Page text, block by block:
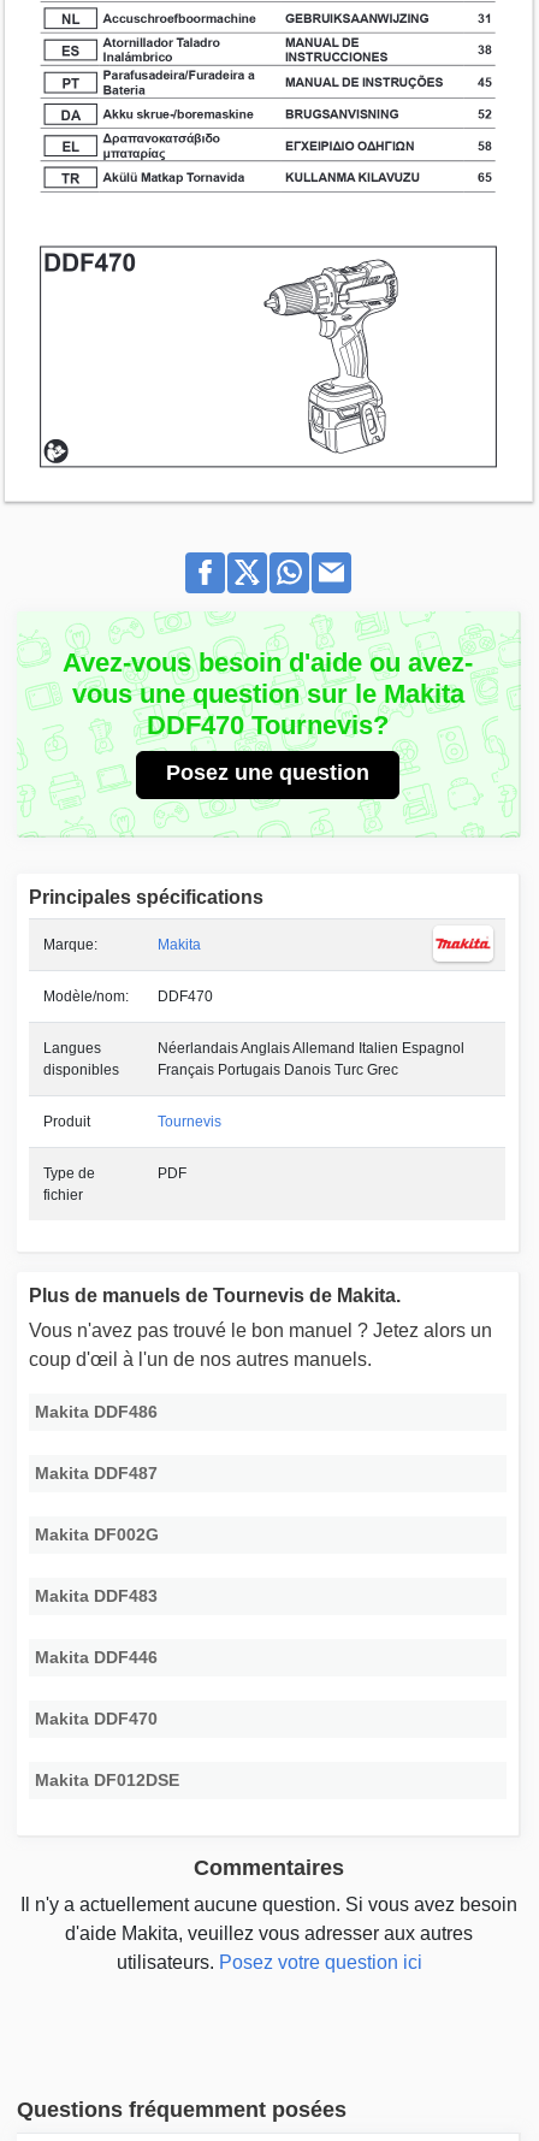
Avez-vous besoin d'aide ou avez-
vous une question sur le Makita
DDF470 Tournevis?
Posez une question
Principales spécifications
Marque: Makita
Modèle/nom: DDF470
Langues
disponibles
Néerlandais Anglais Allemand Italien Espagnol
Français Portugais Danois Turc Grec
Produit Tournevis
Type de
fichier
PDF
Plus de manuels de Tournevis de Makita.
Vous n'avez pas trouvé le bon manuel ? Jetez alors un
coup d'œil à l'un de nos autres manuels.
Makita DDF486
Makita DDF487
Makita DF002G
Makita DDF483
Makita DDF446
Makita DDF470
Makita DF012DSE
Commentaires
Il n'y a actuellement aucune question. Si vous avez besoin
d'aide Makita, veuillez vous adresser aux autres
utilisateurs. Posez votre question ici
Questions fréquemment posées